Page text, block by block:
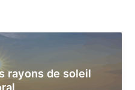
rayons de soleil